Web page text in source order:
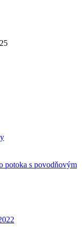
potoka s povodňovým